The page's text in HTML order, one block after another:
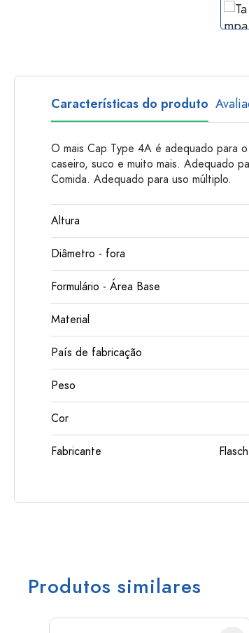
Garrafas
Características do produto
O mais Cap Type 4A é adequado para
caseiro, suco e muito mais. Adequado
Comida. Adequado para uso múltiplo.
Altura
Diâmetro - fora
Formulário - Área Base
Material
País de fabricação
Peso
Cor
Fabricante
Produtos similares